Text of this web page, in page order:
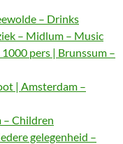
– Drinks
– Midlum – Music
pers | Brunssum –
| Amsterdam –
– Children
gelegenheid –